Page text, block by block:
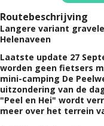
Routebeschrijving
Langere variant
Helenaveen
Laatste update 27
worden geen fietsers
mini-camping De
uitzondering van de
"Peel en Hei" wordt
meer over het terrein